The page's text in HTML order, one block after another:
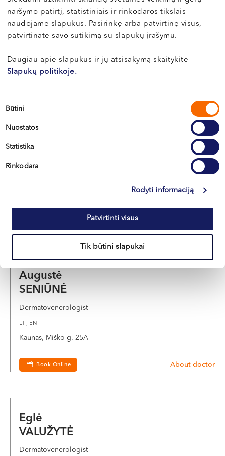
naršymo patirtį, statistiniais ir rinkodaros tikslais
naudojame slapukus. Pasirinkę arba patvirtinę visus,
patvirtinate savo sutikimą su slapukų įrašymu.
Daugiau apie slapukus ir jų atsisakymą skaitykite
Slapukų politikoje.
Sutikimo
Būtini
Nuostatos
Statistika
Rinkodara
Rodyti informaciją
Patvirtinti visus
Tik būtini slapukai
MCGLONE
Dermatovenerologist
LT , EN , RU
Vilma
POCIENĖ
Dermatovenerologist
Augustė
SENIŪNĖ
Dermatovenerologist
LT , EN
Kaunas, Miško g. 25A
Book Online About doctor
Eglė
VALUŽYTĖ
Dermatovenerologist